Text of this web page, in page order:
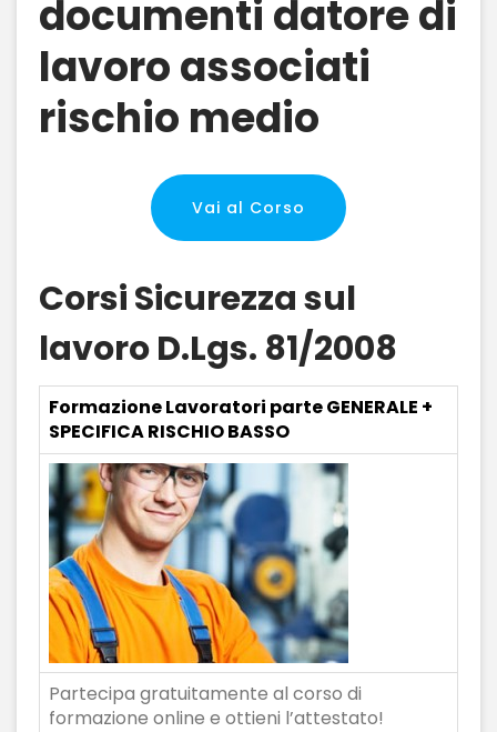
documenti datore di
lavoro associati
rischio medio
Vai al Corso
Corsi Sicurezza sul
lavoro D.Lgs. 81/2008
Formazione Lavoratori parte GENERALE +
SPECIFICA RISCHIO BASSO
Partecipa gratuitamente al corso di
formazione online e ottieni l’attestato!